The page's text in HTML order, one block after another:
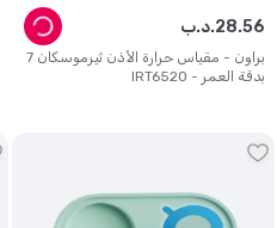
براون - مقياس حرارة الأذن ثيرموسكان 7
بدقة العمر - IRT6520
د.ب.28.56